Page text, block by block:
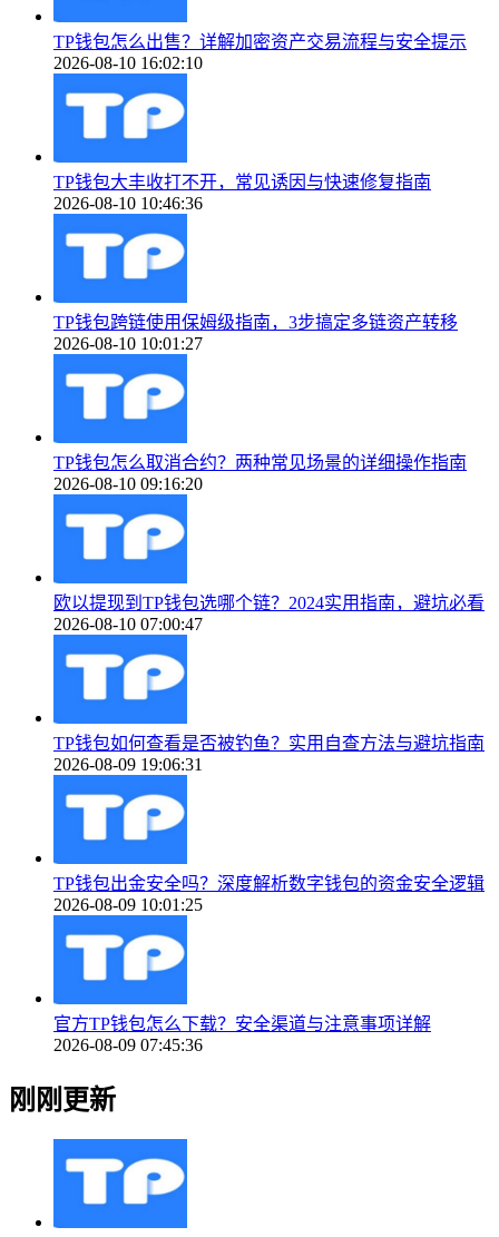
TP钱包怎么出售？详解加密资产交易流程与安全提示
2026-08-10 16:02:10
TP钱包大丰收打不开，常见诱因与快速修复指南
2026-08-10 10:46:36
TP钱包跨链使用保姆级指南，3步搞定多链资产转移
2026-08-10 10:01:27
TP钱包怎么取消合约？两种常见场景的详细操作指南
2026-08-10 09:16:20
欧以提现到TP钱包选哪个链？2024实用指南，避坑必看
2026-08-10 07:00:47
TP钱包如何查看是否被钓鱼？实用自查方法与避坑指南
2026-08-09 19:06:31
TP钱包出金安全吗？深度解析数字钱包的资金安全逻辑
2026-08-09 10:01:25
官方TP钱包怎么下载？安全渠道与注意事项详解
2026-08-09 07:45:36
刚刚更新